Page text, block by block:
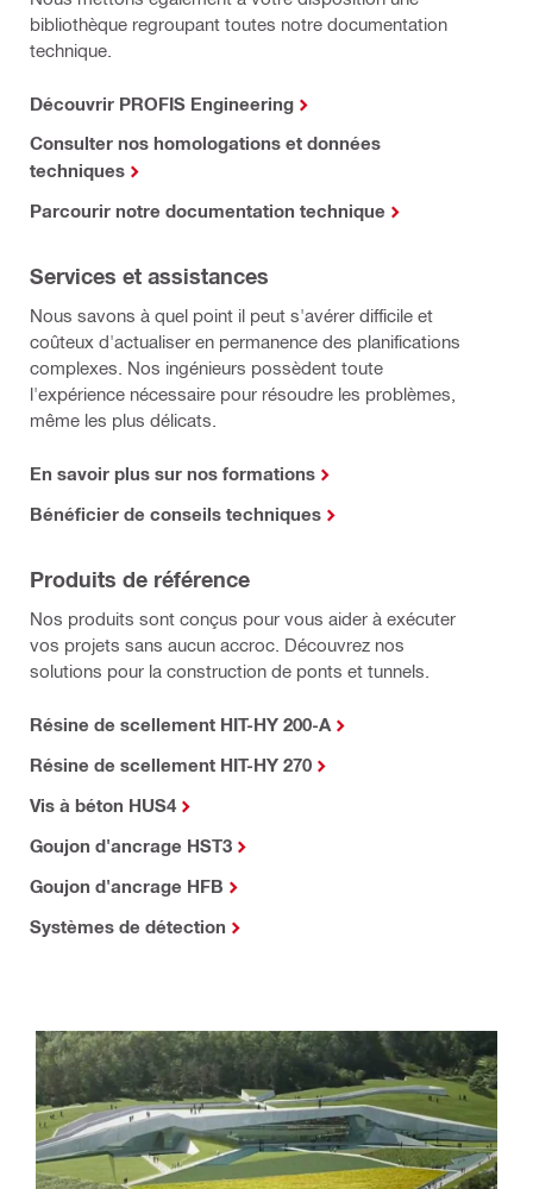
bibliothèque regroupant toutes notre documentation
technique.
Découvrir PROFIS Engineering
Consulter nos homologations et données
techniques
Parcourir notre documentation technique
Services et assistances
Nous savons à quel point il peut s'avérer difficile et
coûteux d'actualiser en permanence des planifications
complexes. Nos ingénieurs possèdent toute
l'expérience nécessaire pour résoudre les problèmes,
même les plus délicats.
En savoir plus sur nos formations
Bénéficier de conseils techniques
Produits de référence
Nos produits sont conçus pour vous aider à exécuter
vos projets sans aucun accroc. Découvrez nos
solutions pour la construction de ponts et tunnels.
Résine de scellement HIT-HY 200-A
Résine de scellement HIT-HY 270
Vis à béton HUS4
Goujon d'ancrage HST3
Goujon d'ancrage HFB
Systèmes de détection